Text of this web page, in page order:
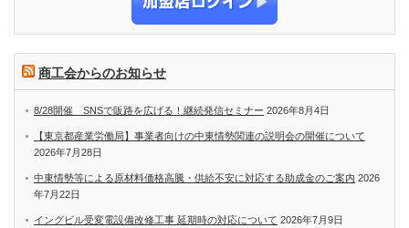
商工会からのお知らせ
8/28開催 SNSで販路を広げる！継続発信セミナー 2026年8月4日
【東京都産業労働局】事業者向けの中東情勢関連の説明会の開催について
2026年7月28日
中東情勢等による原材料価格高騰・供給不安に対応する助成金のご案内 2026
年7月22日
イングビル受変電設備改修工事 延期時の対応について 2026年7月9日